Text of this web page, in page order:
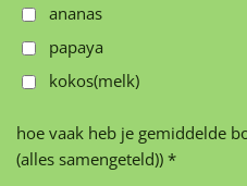
ananas
papaya
kokos(melk)
hoe vaak heb je gemiddelde
(alles samengeteld)) *